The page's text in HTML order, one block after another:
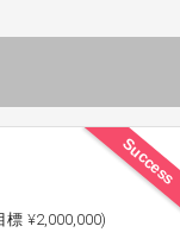
Success
標 ¥2,000,000)